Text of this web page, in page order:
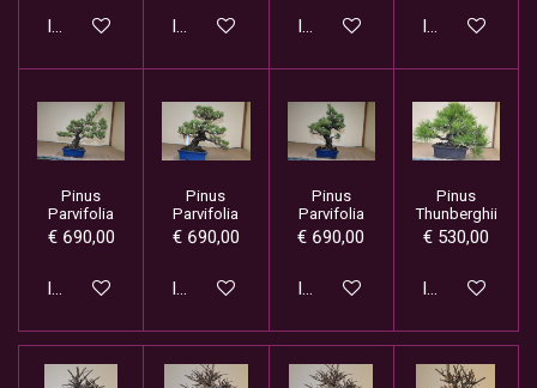
In winkelwagen In winkelwagen In winkelwagen In
Pinus
Parvifolia
€ 690,00
In winkelwagen
Pinus
Parvifolia
€ 690,00
In winkelwagen
Pinus
Parvifolia
€ 690,00
In winkelwagen
Pinus
Thunberghii
€ 530,00
In